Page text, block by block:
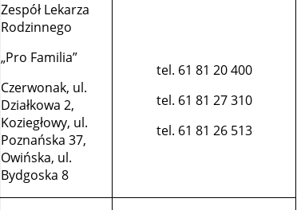
Zespół Lekarza
Rodzinnego
„Pro Familia”
Czerwonak, ul.
Działkowa 2,
Koziegłowy, ul.
Poznańska 37,
Owińska, ul.
Bydgoska 8
tel. 61 81 20 400
tel. 61 81 27 310
tel. 61 81 26 513